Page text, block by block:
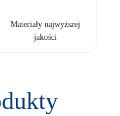
Materiały najwyższej
jakości